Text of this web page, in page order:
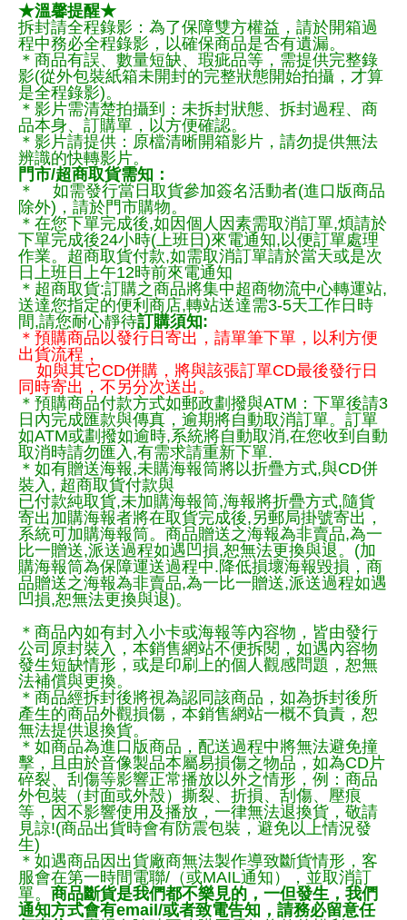
★溫馨提醒★
拆封請全程錄影：為了保障雙方權益，請於開箱過
程中務必全程錄影，以確保商品是否有遺漏。
＊商品有誤、數量短缺、瑕疵品等，需提供完整錄
影(從外包裝紙箱未開封的完整狀態開始拍攝，才算
是全程錄影)。
＊影片需清楚拍攝到：未拆封狀態、拆封過程、商
品本身、訂購單，以方便確認。
＊影片請提供：原檔清晰開箱影片，請勿提供無法
辨識的快轉影片。
門市/超商取貨需知：
＊ 如需發行當日取貨參加簽名活動者(進口版商品
除外)，請於門市購物。
＊在您下單完成後,如因個人因素需取消訂單,煩請於
下單完成後24小時(上班日)來電通知,以便訂單處理
作業。超商取貨付款,如需取消訂單請於當天或是次
日上班日上午12時前來電通知
＊超商取貨:訂購之商品將集中超商物流中心轉運站,
送達您指定的便利商店,轉站送達需3-5天工作日時
間,請您耐心靜待訂購須知:
＊預購商品以發行日寄出，請單筆下單，以利方便
出貨流程，
如與其它CD併購，將與該張訂單CD最後發行日
同時寄出，不另分次送出。
＊預購商品付款方式如郵政劃撥與ATM：下單後請3
日內完成匯款與傳真，逾期將自動取消訂單。訂單
如ATM或劃撥如逾時,系統將自動取消,在您收到自動
取消時請勿匯入,有需求請重新下單.
＊如有贈送海報,未購海報筒將以折疊方式,與CD併
裝入, 超商取貨付款與
已付款純取貨,未加購海報筒,海報將折疊方式,隨貨
寄出加購海報者將在取貨完成後,另郵局掛號寄出，
系統可加購海報筒。商品贈送之海報為非賣品,為一
比一贈送,派送過程如遇凹損,恕無法更換與退。(加
購海報筒為保障運送過程中.降低損壞海報毀損，商
品贈送之海報為非賣品,為一比一贈送,派送過程如遇
凹損,恕無法更換與退)。
＊商品內如有封入小卡或海報等內容物，皆由發行
公司原封裝入，本銷售網站不便拆閱，如遇內容物
發生短缺情形，或是印刷上的個人觀感問題，恕無
法補償與更換。
＊商品經拆封後將視為認同該商品，如為拆封後所
產生的商品外觀損傷，本銷售網站一概不負責，恕
無法提供退換貨。
＊如商品為進口版商品，配送過程中將無法避免撞
擊，且由於音像製品本屬易損傷之物品，如為CD片
碎裂、刮傷等影響正常播放以外之情形，例：商品
外包裝（封面或外殼）撕裂、折損、刮傷、壓痕
等，因不影響使用及播放，一律無法退換貨，敬請
見諒!(商品出貨時會有防震包裝，避免以上情況發
生)
＊如遇商品因出貨廠商無法製作導致斷貨情形，客
服會在第一時間電聯/（或MAIL通知），並取消訂
單。 商品斷貨是我們都不樂見的，一但發生，我們
通知方式會有email/或者致電告知，請務必留意任